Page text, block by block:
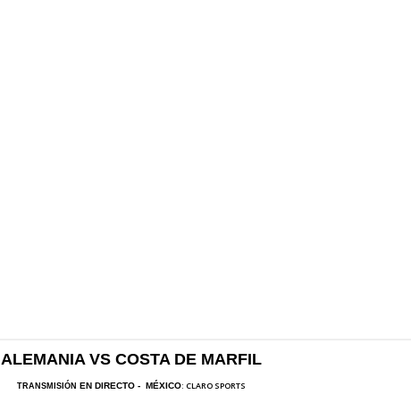
ALEMANIA VS COSTA DE MARFIL
TRANSMISIÓN EN DIRECTO - MÉXICO: CLARO SPORTS